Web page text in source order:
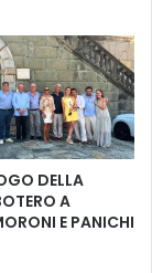
DELLA
A
E PANICHI